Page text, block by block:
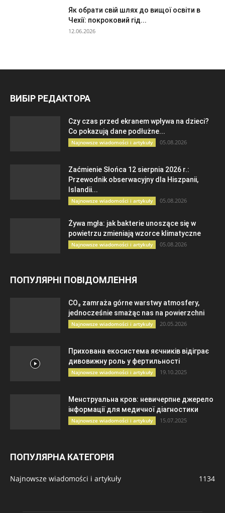
Як обрати свій шлях до вищої освіти в
Чехії: покроковий гід...
12.06.2026
ВИБІР РЕДАКТОРА
Czy czas przed ekranem wpływa na dzieci?
Co pokazują dane podłużne...
Najnowsze wiadomości i artykuły 05.08.2026
Zaćmienie Słońca 12 sierpnia 2026 r.:
Przewodnik obserwacyjny dla Hiszpanii,
Islandii...
Najnowsze wiadomości i artykuły 05.08.2026
Żywa mgła: jak bakterie unoszące się w
powietrzu zmieniają wzorce klimatyczne
Najnowsze wiadomości i artykuły 05.08.2026
ПОПУЛЯРНІ ПОВІДОМЛЕННЯ
CO₂ zamraża górne warstwy atmosfery,
jednocześnie smażąc nas na powierzchni
Najnowsze wiadomości i artykuły 20.05.2026
Прихована екосистема яєчників відіграє
дивовижну роль у фертильності
Najnowsze wiadomości i artykuły 19.10.2025
Менструальна кров: невичерпне джерело
інформації для медичної діагностики
Najnowsze wiadomości i artykuły 15.07.2025
ПОПУЛЯРНА КАТЕГОРІЯ
Najnowsze wiadomości i artykuły 1134